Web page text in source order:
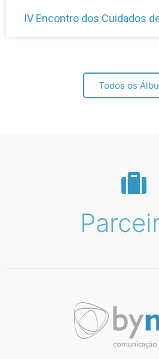
IV Encontro dos Cuidados
Todos os